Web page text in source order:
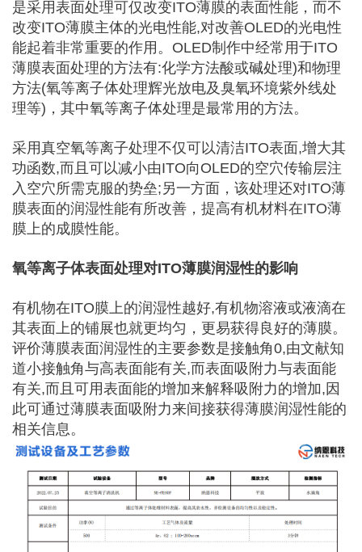
是采用表面处理可仅改变ITO薄膜的表面性能，而不
改变ITO薄膜主体的光电性能,对改善OLED的光电性
能起着非常重要的作用。OLED制作中经常用于ITO
薄膜表面处理的方法有:化学方法酸或碱处理)和物理
方法(氧等离子体处理辉光放电及臭氧环境紫外线处
理等)，其中氧等离子体处理是最常用的方法。
采用真空氧等离子处理不仅可以清洁ITO表面,增大其
功函数,而且可以减小由ITO向OLED的空穴传输层注
入空穴所需克服的势垒;另一方面，该处理还对ITO薄
膜表面的润湿性能有所改善，提高有机材料在ITO薄
膜上的成膜性能。
氧等离子体表面处理对ITO薄膜润湿性的影响
有机物在ITO膜上的润湿性越好,有机物溶液或液滴在
其表面上的铺展也就更均匀，更易获得良好的薄膜。
评价薄膜表面润湿性的主要参数是接触角0,由文献知
道小接触角与高表面能有关,而表面吸附力与表面能
有关,而且可用表面能的增加来解释吸附力的增加,因
此可通过薄膜表面吸附力来间接获得薄膜润湿性能的
相关信息。